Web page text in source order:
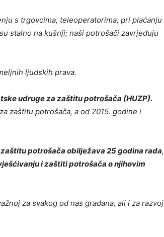
s trgovcima, teleoperatorima, pri plaćanju
stalno na kušnji; naši potrošači zavrjeđuju
ljudskih prava.
udruge za zaštitu potrošača (HUZP).
zaštitu potrošača, a od 2015. godine i
potrošača obilježava 25 godina rada,
i zaštiti potrošača o njihovim
za svakog od nas građana, ali i za razvoj